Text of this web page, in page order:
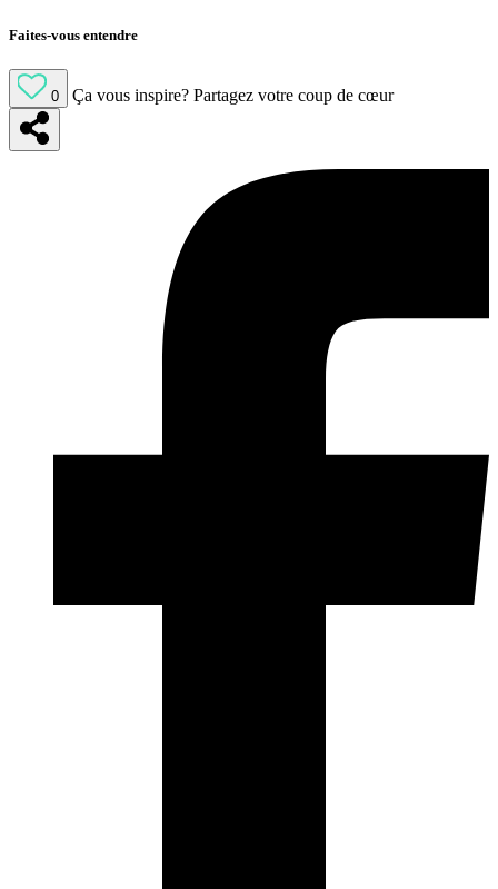
Faites-vous entendre
0 Ça vous inspire? Partagez votre coup de cœur